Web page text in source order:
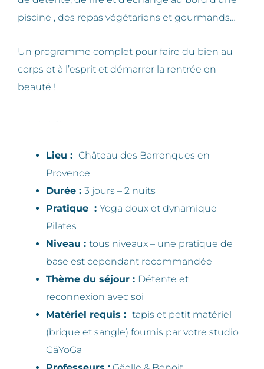
piscine , des repas végétariens et gourmands…
Un programme complet pour faire du bien au
corps et à l’esprit et démarrer la rentrée en
beauté !
Lieu : Château des Barrenques en
Provence
Durée : 3 jours – 2 nuits
Pratique : Yoga doux et dynamique –
Pilates
Niveau : tous niveaux – une pratique de
base est cependant recommandée
Thème du séjour : Détente et
reconnexion avec soi
Matériel requis : tapis et petit matériel
(brique et sangle) fournis par votre studio
GäYoGa